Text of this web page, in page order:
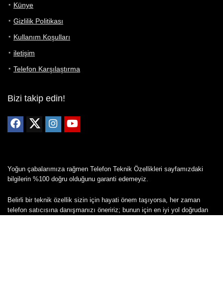
Künye
Gizlilik Politikası
Kullanım Koşulları
iletişim
Telefon Karşılaştırma
Bizi takip edin!
Yoğun çabalarımıza rağmen Telefon Teknik Özellikleri sayfamızdaki
bilgilerin %100 doğru olduğunu garanti edemeyiz.
Belirli bir teknik özellik sizin için hayati önem taşıyorsa, her zaman
telefon satıcısına danışmanızı öneririz; bunun için en iyi yol doğrudan